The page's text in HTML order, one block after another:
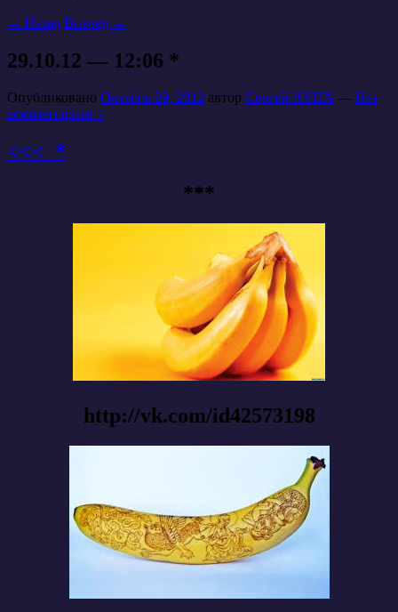
← Назад Вперед →
29.10.12 — 12:06 *
Опубликовано Октябрь 29, 2012 автор Сергей ЮНГА — Нет
комментариев ↓
<<< *
***
http://vk.com/id42573198